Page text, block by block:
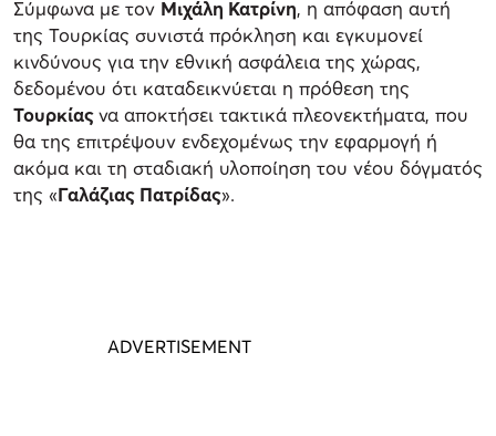
Σύμφωνα με τον Μιχάλη Κατρίνη, η απόφαση αυτή
της Τουρκίας συνιστά πρόκληση και εγκυμονεί
κινδύνους για την εθνική ασφάλεια της χώρας,
δεδομένου ότι καταδεικνύεται η πρόθεση της
Τουρκίαςνα αποκτήσει τακτικά πλεονεκτήματα, που
θα της επιτρέψουν ενδεχομένως την εφαρμογή ή
ακόμα και τη σταδιακή υλοποίηση του νέου δόγματός
της «Γαλάζιας Πατρίδας».